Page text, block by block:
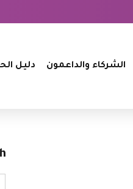
الشركاء والداعمون دليل